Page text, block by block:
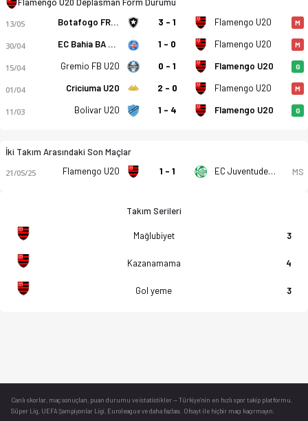
13/05 Botafogo FR RJ U20 3 - 1 Flamengo U20 M
30/04 EC Bahia BA U20 1 - 0 Flamengo U20 M
15/04 Gremio FB U20 0 - 1 Flamengo U20 G
01/04 Criciuma U20 2 - 0 Flamengo U20 M
11/03 Bolivar U20 1 - 4 Flamengo U20 G
İki Takım Arasındaki Son Maçlar
21/05/25 Flamengo U20 1 - 1 EC Juventude RS U20 MS
Takım Serileri
Mağlubiyet 3
Kazanamama 4
Gol yeme 3
Canlı skorlar , maç sonuçları, puan durumu ve istatistikler — Türkiye’nin en hızlı spor takip platformu.
Süper Lig, UEFA Şampiyonlar Ligi, Euroleague ve daha fazlası. Ofsayt ile hiçbir maçı kaçırmayın.